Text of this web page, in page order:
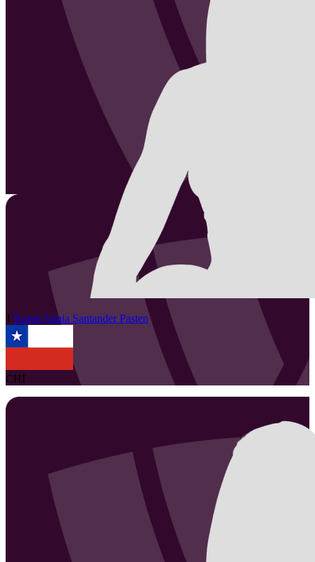
1 Karen Vania Santander Pasten
CHI